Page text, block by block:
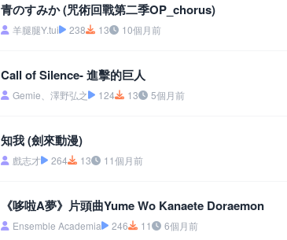
青のすみか (咒術回戰第二季OP_chorus)
羊腿腿Y.tui 238 13 10個月前
Call of Silence- 進擊的巨人
Gemie、澤野弘之 124 13 5個月前
知我 (劍來動漫)
戲志才 264 13 11個月前
《哆啦A夢》片頭曲Yume Wo Kanaete Doraemon
Ensemble Academia 246 11 6個月前